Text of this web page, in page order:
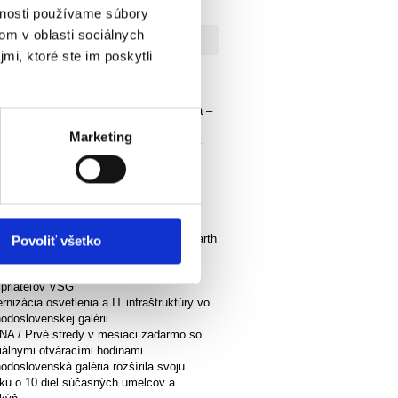
používame súbory
v oblasti sociálnych
ktoré ste im poskytli
Marketing
Povoliť všetko
prvú monografiu Zdeněka Smieška –
listy k výstave Alina Ferdinandy –
ľady láme(1926 Košice – 1974
Kultúrny štrajk!
na školský rok 2024 / 2025
Call–Redizajn Shop vyhráva Fuzzy Earth
VSG
osvetlenia a IT infraštruktúry vo
galérii
/ Prvé stredy v mesiaci zadarmo so
otváracími hodinami
galéria rozšírila svoju
o 10 diel súčasných umelcov a